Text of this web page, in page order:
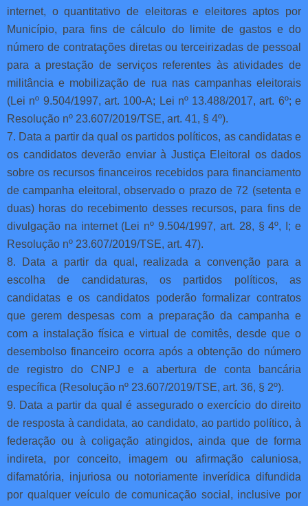
internet, o quantitativo de eleitoras e eleitores aptos por
Município, para fins de cálculo do limite de gastos e do
número de contratações diretas ou terceirizadas de pessoal
para a prestação de serviços referentes às atividades de
militância e mobilização de rua nas campanhas eleitorais
(Lei nº 9.504/1997, art. 100-A; Lei nº 13.488/2017, art. 6º; e
Resolução nº 23.607/2019/TSE, art. 41, § 4º).
7. Data a partir da qual os partidos políticos, as candidatas e
os candidatos deverão enviar à Justiça Eleitoral os dados
sobre os recursos financeiros recebidos para financiamento
de campanha eleitoral, observado o prazo de 72 (setenta e
duas) horas do recebimento desses recursos, para fins de
divulgação na internet (Lei nº 9.504/1997, art. 28, § 4º, I; e
Resolução nº 23.607/2019/TSE, art. 47).
8. Data a partir da qual, realizada a convenção para a
escolha de candidaturas, os partidos políticos, as
candidatas e os candidatos poderão formalizar contratos
que gerem despesas com a preparação da campanha e
com a instalação física e virtual de comitês, desde que o
desembolso financeiro ocorra após a obtenção do número
de registro do CNPJ e a abertura de conta bancária
específica (Resolução nº 23.607/2019/TSE, art. 36, § 2º).
9. Data a partir da qual é assegurado o exercício do direito
de resposta à candidata, ao candidato, ao partido político, à
federação ou à coligação atingidos, ainda que de forma
indireta, por conceito, imagem ou afirmação caluniosa,
difamatória, injuriosa ou notoriamente inverídica difundida
por qualquer veículo de comunicação social, inclusive por